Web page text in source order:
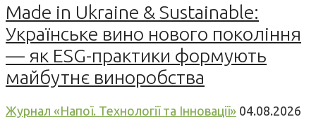
Made in Ukraine & Sustainable:
Українське вино нового покоління
— як ESG-практики формують
майбутнє виноробства
Журнал «Напої. Технології та Інновації» 04.08.2026